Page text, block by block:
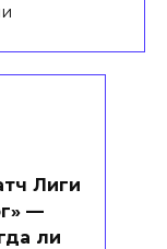
Лиги
—
ли